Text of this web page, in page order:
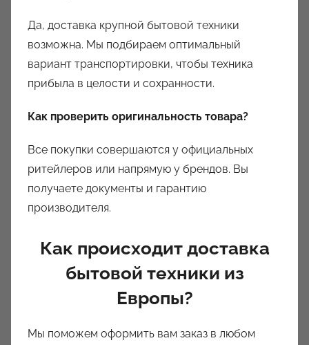
Да, доставка крупной бытовой техники
возможна. Мы подбираем оптимальный
вариант транспортировки, чтобы техника
прибыла в целости и сохранности.
Как проверить оригинальность товара?
Все покупки совершаются у официальных
ритейлеров или напрямую у брендов. Вы
получаете документы и гарантию
производителя.
Как происходит доставка
бытовой техники из
Европы?
Мы поможем оформить вам заказ в любом